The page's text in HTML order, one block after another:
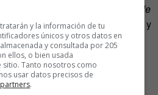
de
House of cards, Juego de
han actuado con inteligencia y
mundos y sus reglas, y se
y la información de tu
únicos y otros datos en
y consultada por 205
ellos, o bien usada
sitio. Tanto nosotros como
usar datos precisos de
.